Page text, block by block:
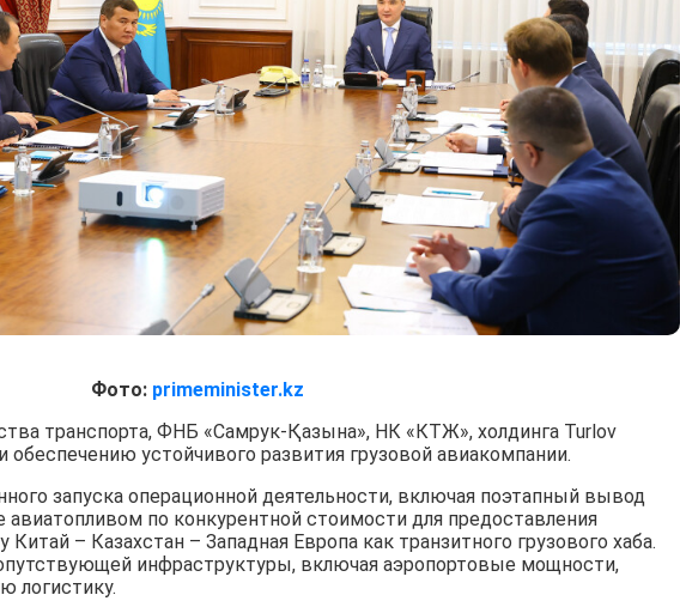
Фото: primeminister.kz
транспорта, ФНБ «Самрук-Қазына», НК «КТЖ», холдинга Turlov
обеспечению устойчивого развития грузовой авиакомпании.
запуска операционной деятельности, включая поэтапный вывод
по конкурентной стоимости для предоставления
– Казахстан – Западная Европа как транзитного грузового хаба.
инфраструктуры, включая аэропортовые мощности,
логистику.